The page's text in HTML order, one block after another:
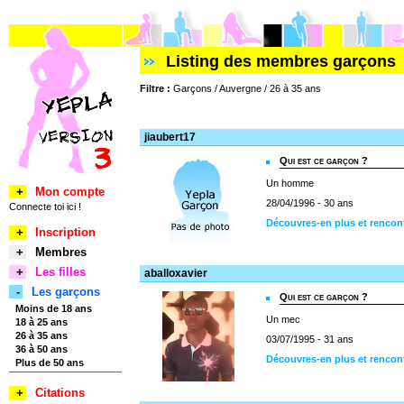
Listing des membres garçons
Filtre : Garçons / Auvergne / 26 à 35 ans
jiaubert17
Qui est ce garçon ?
Un homme
28/04/1996 - 30 ans
Découvres-en plus et
aballoxavier
Qui est ce garçon ?
Un mec
03/07/1995 - 31 ans
Découvres-en plus et
+ Mon compte
Connecte toi ici !
+
Inscription
+
Membres
+
Les filles
-
Les garçons
Moins de 18 ans
18 à 25 ans
26 à 35 ans
36 à 50 ans
Plus de 50 ans
+ Citations